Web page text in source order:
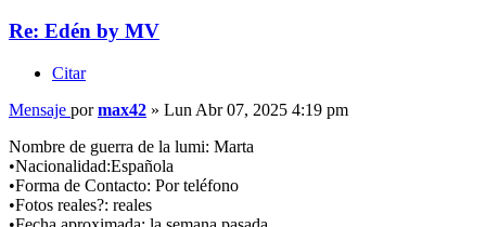
Re: Edén by MV
Citar
Mensaje pormax42 » Lun Abr 07, 2025 4:19 pm
Nombre de guerra de la lumi: Marta
•Nacionalidad:Española
•Forma de Contacto: Por teléfono
•Fotos reales?: reales